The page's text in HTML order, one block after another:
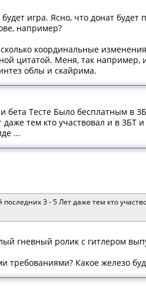
игра. Ясно, что донат
например?
координальные
цитатой. Меня, так
облы и скайрима.
бета Тесте Было бесплатным в
тем кто участвовал и в
...
3 - 5 Лет даже тем кто
гневный ролик с гитлером
требованиями? Какое железо